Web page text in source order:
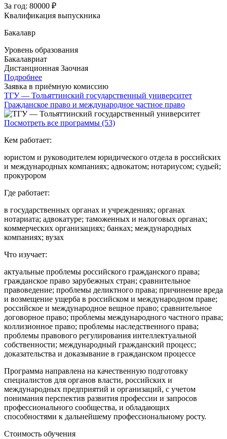
За год: 80000 ₽
Квалификация выпускника
Бакалавр
Уровень образования
Бакалавриат
Дистанционная Заочная
Подробнее
Заявка в приёмную комиссию
ТГУ — Тольяттинский государственный университет
Гражданское право и международное частное право
Посмотреть все программы (53)
Кем работает:
юристом и руководителем юридического отдела в российских
и международных компаниях; адвокатом; нотариусом; судьей;
прокурором
Где работает:
в государственных органах и учреждениях; органах
нотариата; адвокатуре; таможенных и налоговых органах;
коммерческих организациях; банках; международных
компаниях; вузах
Что изучает:
актуальные проблемы российского гражданского права;
гражданское право зарубежных стран; сравнительное
правоведение; проблемы деликтного права; причинение вреда
и возмещение ущерба в российском и международном праве;
российское и международное вещное право; сравнительное
договорное право; проблемы международного частного права;
коллизионное право; проблемы наследственного права;
проблемы правового регулирования интеллектуальной
собственности; международный гражданский процесс;
доказательства и доказывание в гражданском процессе
Программа направлена на качественную подготовку
специалистов для органов власти, российских и
международных предприятий и организаций, с учетом
понимания перспектив развития профессии и запросов
профессионального сообщества, и обладающих
способностями к дальнейшему профессиональному росту.
Стоимость обучения